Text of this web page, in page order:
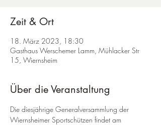
Zeit & Ort
18. März 2023, 18:30
Gasthaus Werschemer Lamm, Mühlacker Str
15, Wiernsheim
Über die Veranstaltung
Die diesjährige Generalversammlung der
Wiernsheimer Sportschützen findet am